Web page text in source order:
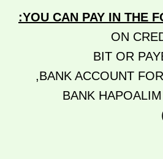
YOU CAN PAY IN THE
:
ON
BIT OR
BANK ACCOUNT
BANK